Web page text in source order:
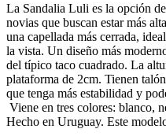
La Sandalia Luli es la opción
novias que buscan estar más
una capellada más cerrada,
la vista. Un diseño más
del típico taco cuadrado. La
plataforma de 2cm. Tienen
que tenga más estabilidad y
Viene en tres colores: blanco,
Hecho en Uruguay. Este